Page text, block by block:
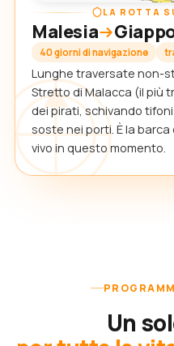
LA ROTTA
Malesia
40 giorni di navigazione
Lunghe traversate non-
Stretto di Malacca (il più
dei pirati, schivando
soste nei porti. È la
vivo in questo momento.
Un